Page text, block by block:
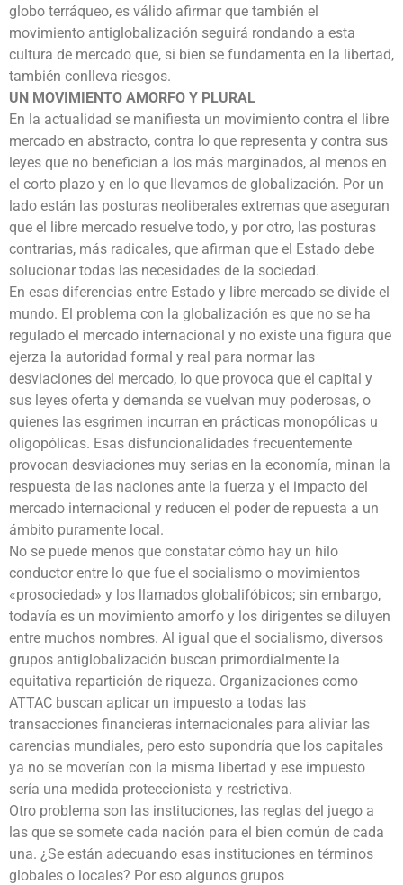
globo terráqueo, es válido afirmar que también el
movimiento antiglobalización seguirá rondando a esta
cultura de mercado que, si bien se fundamenta en la libertad,
también conlleva riesgos.
UN MOVIMIENTO AMORFO Y PLURAL
En la actualidad se manifiesta un movimiento contra el libre
mercado en abstracto, contra lo que representa y contra sus
leyes que no benefician a los más marginados, al menos en
el corto plazo y en lo que llevamos de globalización. Por un
lado están las posturas neoliberales extremas que aseguran
que el libre mercado resuelve todo, y por otro, las posturas
contrarias, más radicales, que afirman que el Estado debe
solucionar todas las necesidades de la sociedad.
En esas diferencias entre Estado y libre mercado se divide el
mundo. El problema con la globalización es que no se ha
regulado el mercado internacional y no existe una figura que
ejerza la autoridad formal y real para normar las
desviaciones del mercado, lo que provoca que el capital y
sus leyes oferta y demanda se vuelvan muy poderosas, o
quienes las esgrimen incurran en prácticas monopólicas u
oligopólicas. Esas disfuncionalidades frecuentemente
provocan desviaciones muy serias en la economía, minan la
respuesta de las naciones ante la fuerza y el impacto del
mercado internacional y reducen el poder de repuesta a un
ámbito puramente local.
No se puede menos que constatar cómo hay un hilo
conductor entre lo que fue el socialismo o movimientos
«prosociedad» y los llamados globalifóbicos; sin embargo,
todavía es un movimiento amorfo y los dirigentes se diluyen
entre muchos nombres. Al igual que el socialismo, diversos
grupos antiglobalización buscan primordialmente la
equitativa repartición de riqueza. Organizaciones como
ATTAC buscan aplicar un impuesto a todas las
transacciones financieras internacionales para aliviar las
carencias mundiales, pero esto supondría que los capitales
ya no se moverían con la misma libertad y ese impuesto
sería una medida proteccionista y restrictiva.
Otro problema son las instituciones, las reglas del juego a
las que se somete cada nación para el bien común de cada
una. ¿Se están adecuando esas instituciones en términos
globales o locales? Por eso algunos grupos